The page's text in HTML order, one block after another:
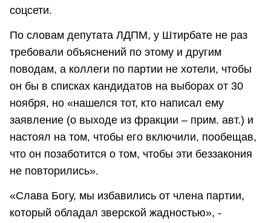
соцсети.
По словам депутата ЛДПМ, у Штирбате не раз
требовали объяснений по этому и другим
поводам, а коллеги по партии не хотели, чтобы
он бы в списках кандидатов на выборах от 30
ноября, но «нашелся тот, кто написал ему
заявление (о выходе из фракции – прим. авт.) и
настоял на том, чтобы его включили, пообещав,
что он позаботится о том, чтобы эти беззакония
не повторились».
«Слава Богу, мы избавились от члена партии,
который обладал зверской жадностью», -